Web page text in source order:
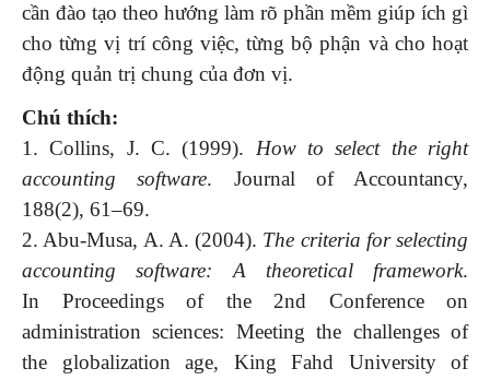
cần đào tạo theo hướng làm rõ phần mềm giúp ích gì
cho từng vị trí công việc, từng bộ phận và cho hoạt
động quản trị chung của đơn vị.
Chú thích:
1. Collins, J. C. (1999). How to select the right
accounting software. Journal of Accountancy,
188(2), 61–69.
2. Abu-Musa, A. A. (2004). The criteria for selecting
accounting software: A theoretical framework.
In Proceedings of the 2nd Conference on
administration sciences: Meeting the challenges of
the globalization age, King Fahd University of